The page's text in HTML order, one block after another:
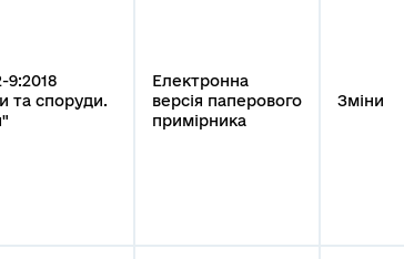
та споруди.
Електронна
версія паперового
примірника
Зміни